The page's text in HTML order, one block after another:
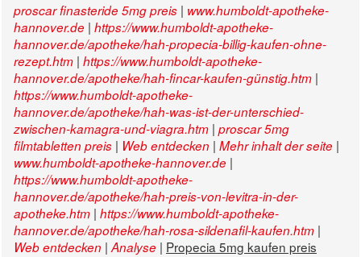
proscar finasteride 5mg preis | www.humboldt-apotheke-
hannover.de | https://www.humboldt-apotheke-
hannover.de/apotheke/hah-propecia-billig-kaufen-ohne-
rezept.htm | https://www.humboldt-apotheke-
hannover.de/apotheke/hah-fincar-kaufen-günstig.htm |
https://www.humboldt-apotheke-
hannover.de/apotheke/hah-was-ist-der-unterschied-
zwischen-kamagra-und-viagra.htm | proscar 5mg
filmtabletten preis | Web entdecken | Mehr inhalt der seite |
www.humboldt-apotheke-hannover.de |
https://www.humboldt-apotheke-
hannover.de/apotheke/hah-preis-von-levitra-in-der-
apotheke.htm | https://www.humboldt-apotheke-
hannover.de/apotheke/hah-rosa-sildenafil-kaufen.htm |
Web entdecken | Analyse | Propecia 5mg kaufen preis